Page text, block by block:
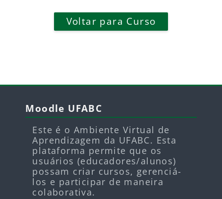
Voltar para Curso
Moodle UFABC
Este é o Ambiente Virtual de
Aprendizagem da UFABC. Esta
plataforma permite que os
usuários (educadores/alunos)
possam criar cursos, gerenciá-
los e participar de maneira
colaborativa.